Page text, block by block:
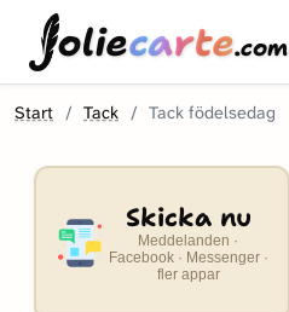
oliecarte.com
Start Tack Tack födelsedag
Skicka nu
Meddelanden ·
Facebook · Messenger ·
fler appar